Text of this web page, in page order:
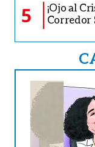
5
¡Ojo al
Corredor